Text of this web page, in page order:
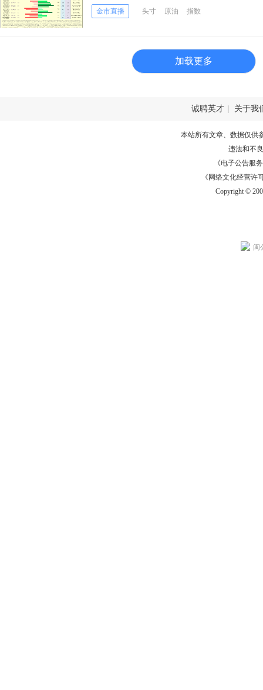
持仓信号”一览
金市直播 头寸 原油 指数
加载更多
诚聘英才 关于我
本站所有文章、数据仅供
违法和不
《电子公告服务
《网络文化经营许
Copyright ©
闽